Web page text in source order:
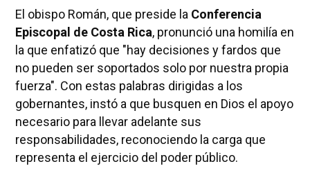
El obispo Román, que preside la Conferencia
Episcopal de Costa Rica, pronunció una homilía en
la que enfatizó que "hay decisiones y fardos que
no pueden ser soportados solo por nuestra propia
fuerza". Con estas palabras dirigidas a los
gobernantes, instó a que busquen en Dios el apoyo
necesario para llevar adelante sus
responsabilidades, reconociendo la carga que
representa el ejercicio del poder público.